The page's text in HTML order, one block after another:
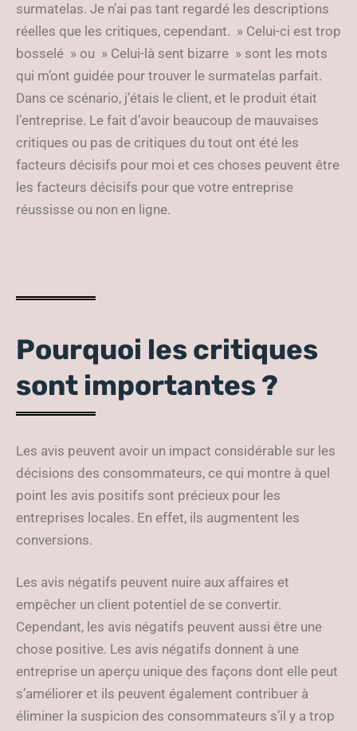
surmatelas. Je n’ai pas tant regardé les descriptions
réelles que les critiques, cependant. » Celui-ci est trop
bosselé » ou » Celui-là sent bizarre » sont les mots
qui m’ont guidée pour trouver le surmatelas parfait.
Dans ce scénario, j’étais le client, et le produit était
l’entreprise. Le fait d’avoir beaucoup de mauvaises
critiques ou pas de critiques du tout ont été les
facteurs décisifs pour moi et ces choses peuvent être
les facteurs décisifs pour que votre entreprise
réussisse ou non en ligne.
Pourquoi les critiques
sont importantes ?
Les avis peuvent avoir un impact considérable sur les
décisions des consommateurs, ce qui montre à quel
point les avis positifs sont précieux pour les
entreprises locales. En effet, ils augmentent les
conversions.
Les avis négatifs peuvent nuire aux affaires et
empêcher un client potentiel de se convertir.
Cependant, les avis négatifs peuvent aussi être une
chose positive. Les avis négatifs donnent à une
entreprise un aperçu unique des façons dont elle peut
s’améliorer et ils peuvent également contribuer à
éliminer la suspicion des consommateurs s’il y a trop